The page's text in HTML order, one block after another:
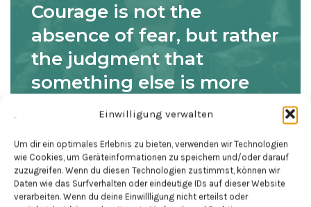
Einwilligung verwalten
Um dir ein optimales Erlebnis zu bieten, verwenden wir Technologien
wie Cookies, um Geräteinformationen zu speichern und/oder darauf
zuzugreifen. Wenn du diesen Technologien zustimmst, können wir
Daten wie das Surfverhalten oder eindeutige IDs auf dieser Website
verarbeiten. Wenn du deine Einwillligung nicht erteilst oder
Courage is not the
absence of fear, but rather
the judgment that
something else is more
important than fear
Ambrose Redmoon